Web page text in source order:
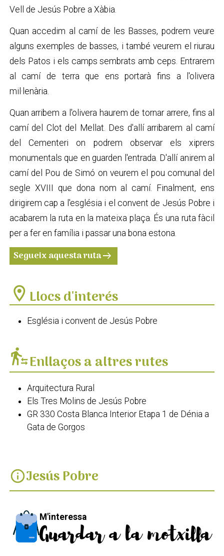
Vell de Jesús Pobre a Xàbia.
Quan accedim al camí de les Basses, podrem veure
alguns exemples de basses, i també veurem el riurau
dels Patos i els camps sembrats amb ceps. Entrarem
al camí de terra que ens portarà fins a l'olivera
mil·lenària.
Quan arribem a l'olivera haurem de tornar arrere, fins al
camí del Clot del Mellat. Des d'allí arribarem al camí
del Cementeri on podrem observar els xiprers
monumentals que en guarden l'entrada. D'allí anirem al
camí del Pou de Simó on veurem el pou comunal del
segle XVIII que dona nom al camí. Finalment, ens
dirigirem cap a l'església i el convent de Jesús Pobre i
acabarem la ruta en la mateixa plaça. És una ruta fàcil
per a fer en família i passar una bona estona.
Segueix aquesta rutaarrow_right_alt
location_on Llocs d'interés
Església i convent de Jesús Pobre
transfer_within_a_stationEnllaços a altres rutes
Arquitectura Rural
Els Tres Molins de Jesús Pobre
GR 330 Costa Blanca Interior Etapa 1 de Dénia a
Gata de Gorgos
infoJesús Pobre
M'interessa
Guardar a la motxilla